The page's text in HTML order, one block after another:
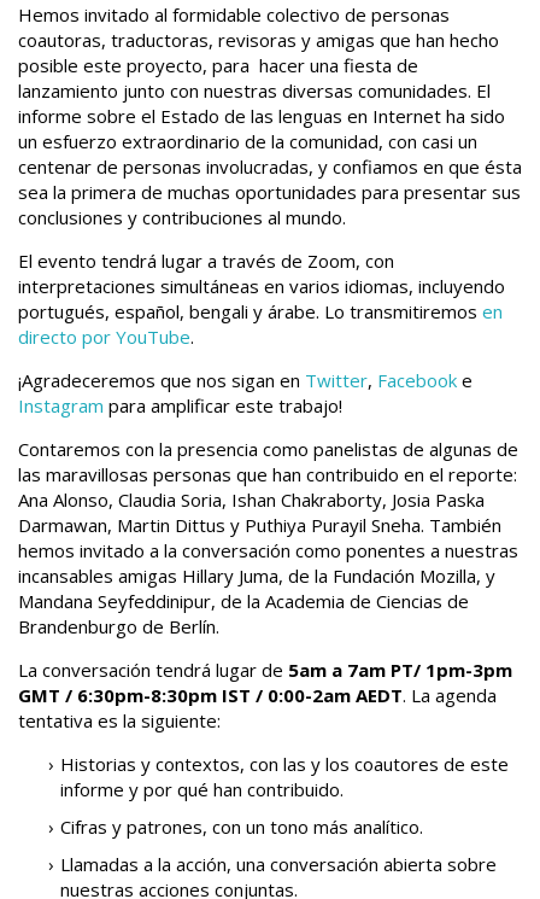
Hemos invitado al formidable colectivo de personas
coautoras, traductoras, revisoras y amigas que han hecho
posible este proyecto, para hacer una fiesta de
lanzamiento junto con nuestras diversas comunidades. El
informe sobre el Estado de las lenguas en Internet ha sido
un esfuerzo extraordinario de la comunidad, con casi un
centenar de personas involucradas, y confiamos en que ésta
sea la primera de muchas oportunidades para presentar sus
conclusiones y contribuciones al mundo.
El evento tendrá lugar a través de Zoom, con
interpretaciones simultáneas en varios idiomas, incluyendo
portugués, español, bengali y árabe. Lo transmitiremos en
directo por YouTube.
¡Agradeceremos que nos sigan en Twitter, Facebook e
Instagram para amplificar este trabajo!
Contaremos con la presencia como panelistas de algunas de
las maravillosas personas que han contribuido en el reporte:
Ana Alonso, Claudia Soria, Ishan Chakraborty, Josia Paska
Darmawan, Martin Dittus y Puthiya Purayil Sneha. También
hemos invitado a la conversación como ponentes a nuestras
incansables amigas Hillary Juma, de la Fundación Mozilla, y
Mandana Seyfeddinipur, de la Academia de Ciencias de
Brandenburgo de Berlín.
La conversación tendrá lugar de 5am a 7am PT/ 1pm-3pm
GMT / 6:30pm-8:30pm IST / 0:00-2am AEDT. La agenda
tentativa es la siguiente:
Historias y contextos, con las y los coautores de este
informe y por qué han contribuido.
Cifras y patrones, con un tono más analítico.
Llamadas a la acción, una conversación abierta sobre
nuestras acciones conjuntas.